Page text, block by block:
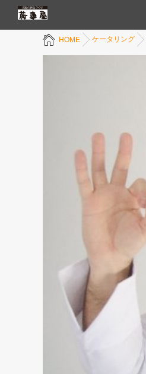
HOME ケータリング